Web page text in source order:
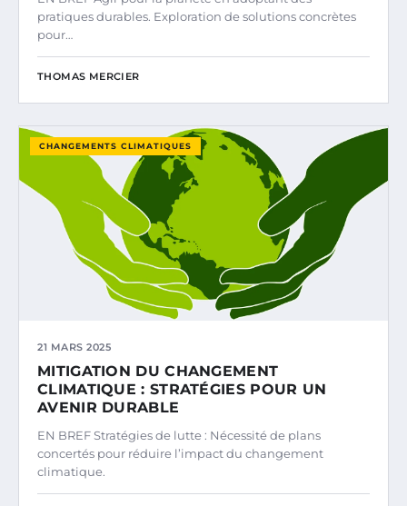
pratiques durables. Exploration de solutions concrètes
pour…
THOMAS MERCIER
CHANGEMENTS CLIMATIQUES
21 MARS 2025
MITIGATION DU CHANGEMENT
CLIMATIQUE : STRATÉGIES POUR UN
AVENIR DURABLE
EN BREF Stratégies de lutte : Nécessité de plans
concertés pour réduire l’impact du changement
climatique.